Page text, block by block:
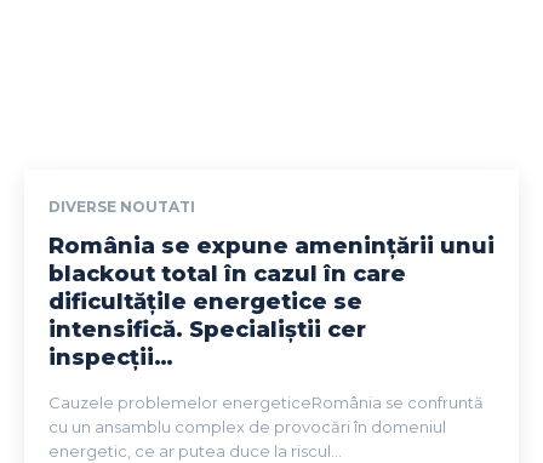
DIVERSE NOUTATI
România se expune amenințării unui
blackout total în cazul în care
dificultățile energetice se
intensifică. Specialiștii cer
inspecții…
Cauzele problemelor energeticeRomânia se confruntă
cu un ansamblu complex de provocări în domeniul
energetic, ce ar putea duce la riscul...